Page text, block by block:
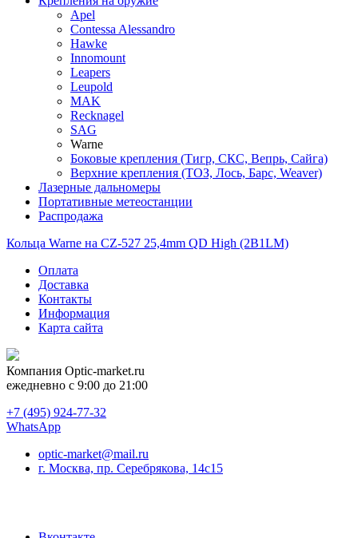
Apel
Contessa Alessandro
Hawke
Innomount
Leapers
Leupold
MAK
Recknagel
SAG
Warne
Боковые крепления (Тигр, СКС, Вепрь, Сайга)
Верхние крепления (ТОЗ, Лось, Барс, Weaver)
Лазерные дальномеры
Портативные метеостанции
Распродажа
Кольца Warne на CZ-527 25,4mm QD High (2B1LM)
Оплата
Доставка
Контакты
Информация
Карта сайта
Компания Optic-market.ru
ежедневно с 9:00 до 21:00
+7 (495) 924-77-32
WhatsApp
optic-market@mail.ru
г. Москва, пр. Серебрякова, 14с15